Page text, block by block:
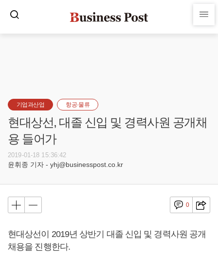
기업과산업 항공·물류
현대상선, 대졸 신입 및 경력사원 공개채
용 들어가
2019-01-18 15:36:42
윤휘종 기자 - yhj@businesspost.co.kr
0
현대상선이 2019년 상반기 대졸 신입 및 경력사원 공개
채용을 진행한다.